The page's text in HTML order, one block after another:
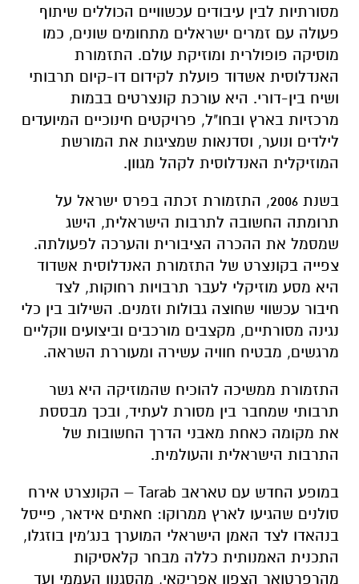
מסורתיות לבין עיבודים עכשוויים הכוללים שיתוף
פעולה עם זמרים ישראלים מתחומים שונים, כמו
מוסיקה פופולרית ומוזיקת עולם. התזמורת
האנדלוסית אשדוד פועלת לקידום דו-קיום תרבותי
ושיח בין-דורי. היא עורכת קונצרטים בבמות
מרכזיות בארץ ובחו"ל, פרויקטים חינוכיים המיועדים
לילדים ונוער, וסדנאות שמציגות את המורשת
המוזיקלית האנדלוסית לקהל מגוון.
בשנת 2006, התזמורת זכתה בפרס ישראל על
תרומתה החשובה לתרבות הישראלית, הישג
שמסמל את ההכרה הציבורית והערכה לפעולתה.
צפייה בקונצרט של התזמורת האנדלוסית אשדוד
היא מסע מוזיקלי לעבר תרבויות רחוקות, לצד
חיבור עכשווי שחוצה גבולות וזמנים. השילוב בין כלי
נגינה מסורתיים, מקצבים מורכבים וביצועים ווקליים
מרגשים, מבטיח חוויה עשירה ומעוררת השראה.
התזמורת ממשיכה להוכיח שהמוזיקה היא גשר
תרבותי שמחבר בין מסורת לעתיד, ובכך מבססת
את מקומה כאחת מאבני הדרך החשובות של
התרבות הישראלית והעולמית.
במופע החדש עם טאראב Tarab – הקונצרט אירח
סולנים שהגיעו לארץ ממרוקו: חאתים אידאר, פייסל
בנהאדו לצד האמן הישראלי המוערך בנג'מין בוזגלו,
התכנית האמנותית כללה מבחר קלאסיקות
מהרפרטואר הצפון אפריקאי, מהסגנון העממי ועד